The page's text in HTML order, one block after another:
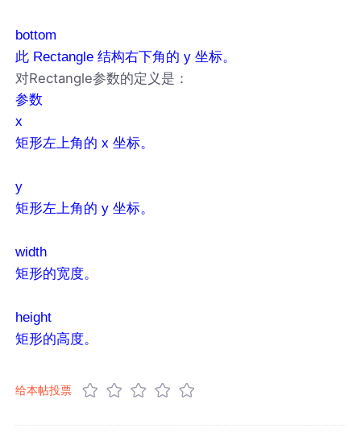
bottom
此 Rectangle 结构右下角的 y 坐标。
对Rectangle参数的定义是：
参数
x
矩形左上角的 x 坐标。
y
矩形左上角的 y 坐标。
width
矩形的宽度。
height
矩形的高度。
给本帖投票